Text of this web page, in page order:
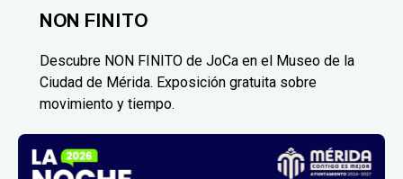
NON FINITO
Descubre NON FINITO de JoCa en el Museo de la
Ciudad de Mérida. Exposición gratuita sobre
movimiento y tiempo.